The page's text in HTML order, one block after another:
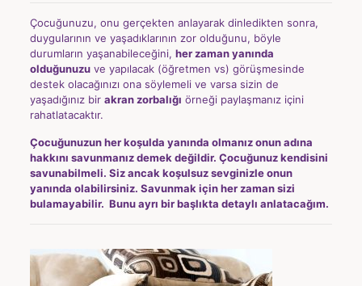
Çocuğunuzu, onu gerçekten anlayarak dinledikten sonra,
duygularının ve yaşadıklarının zor olduğunu, böyle
durumların yaşanabileceğini, her zaman yanında
olduğunuzuve yapılacak (öğretmen vs) görüşmesinde
destek olacağınızı ona söylemeli ve varsa sizin de
yaşadığınız bir akran zorbalığı örneği paylaşmanız içini
rahatlatacaktır.
Çocuğunuzun her koşulda yanında olmanız onun adına
hakkını savunmanız demek değildir. Çocuğunuz kendisini
savunabilmeli. Siz ancak koşulsuz sevginizle onun
yanında olabilirsiniz. Savunmak için her zaman sizi
bulamayabilir. Bunu ayrı bir başlıkta detaylı anlatacağım.